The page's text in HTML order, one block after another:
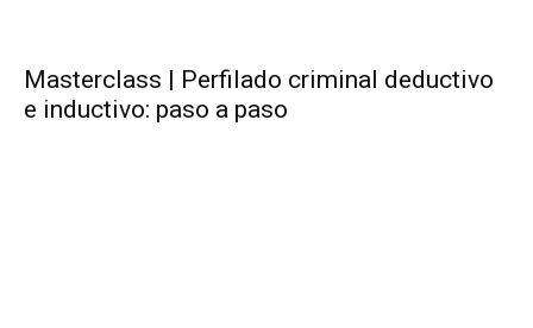
Masterclass | Perfilado criminal deductivo
e inductivo: paso a paso